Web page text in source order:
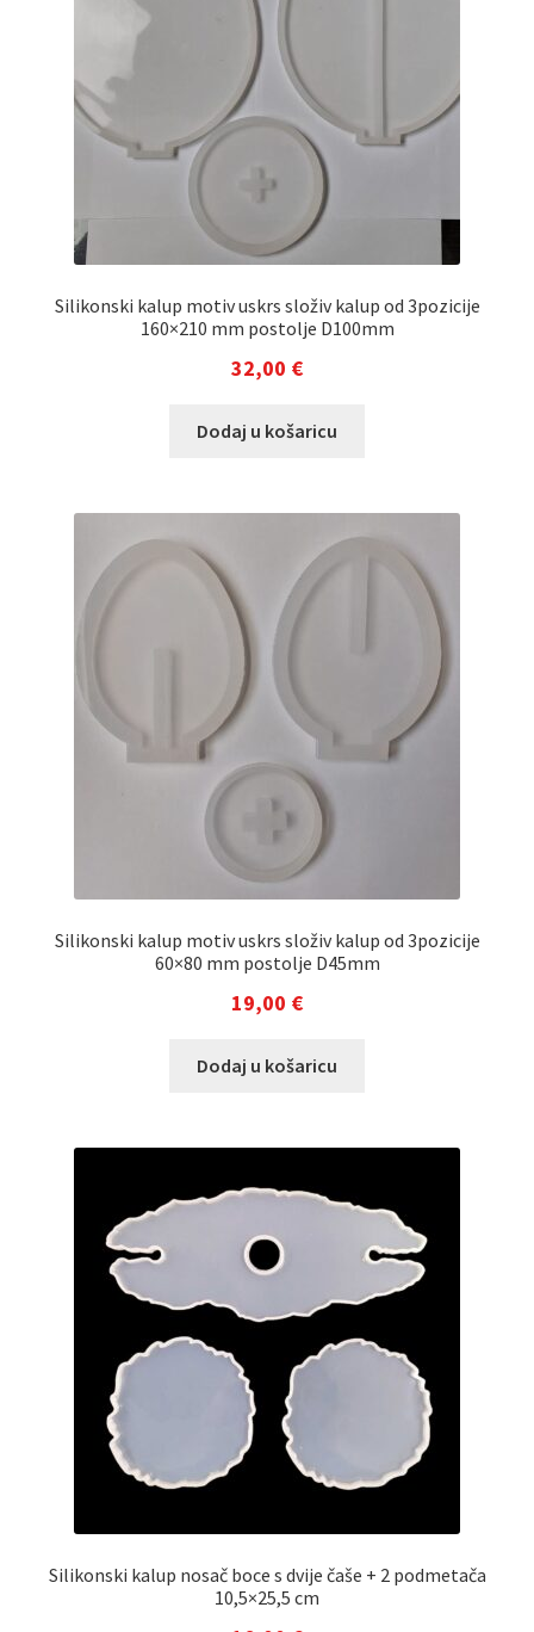
Silikonski kalup motiv uskrs složiv kalup od 3pozicije
160×210 mm postolje D100mm
32,00 €
Dodaj u košaricu
Silikonski kalup motiv uskrs složiv kalup od 3pozicije
60×80 mm postolje D45mm
19,00 €
Dodaj u košaricu
Silikonski kalup nosač boce s dvije čaše + 2 podmetača
10,5×25,5 cm